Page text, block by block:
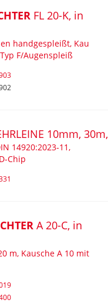
FL 20-K, in
handgespleißt, Kau
F/Augenspleiß
10mm, 30m,
14920:2023-11,
Chip
A 20-C, in
m, Kausche A 10 mit